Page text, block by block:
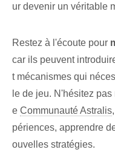
ur devenir un véritable
Restez à l'écoute pour
car ils peuvent
t mécanismes qui
le de jeu. N'hésitez
e Communauté Astralis
périences, apprendre
ouvelles stratégies.